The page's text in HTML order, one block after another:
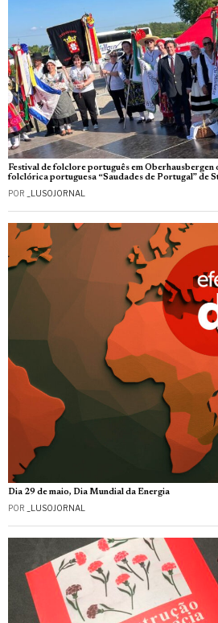
Festival de folclore português em Oberhausbergen
folclórica portuguesa “Saudades de Portugal” de
POR _LUSOJORNAL
Dia 29 de maio, Dia Mundial da Energia
POR _LUSOJORNAL